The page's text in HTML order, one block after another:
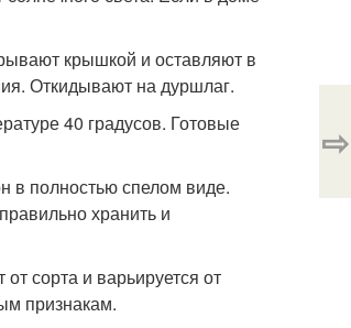
крышкой и оставляют в
Откидывают на дуршлаг.
40 градусов. Готовые
в полностью спелом виде.
хранить и
сорта и варьируется от
признакам.
⇨